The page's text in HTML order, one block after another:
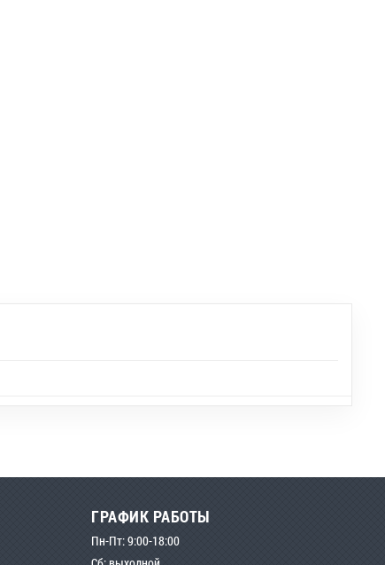
ГРАФИК РАБОТЫ
Пн-Пт: 9:00-18:00